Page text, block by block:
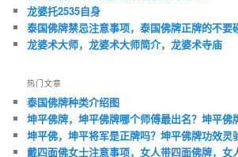
龙婆托2535自身
泰国佛牌禁忌注意事项，泰国佛牌正牌的不要
龙婆术大师，龙婆术大师简介，龙婆术寺庙
热门文章
泰国佛牌种类介绍图
坤平佛牌，坤平佛牌哪个师傅最出名？坤平佛
坤平佛，坤平将军是正牌吗？坤平佛牌功效灵
戴四面佛女士注意事项，女人带四面佛牌，女